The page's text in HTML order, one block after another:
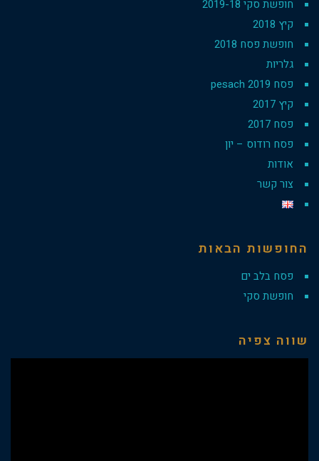
חופשת סקי 2019-18
קיץ 2018
חופשת פסח 2018
גלריות
פסח 2019 pesach
קיץ 2017
פסח 2017
פסח רודוס – יון
אודות
צור קשר
החופשות הבאות
פסח בלב ים
חופשת סקי
שווה צפיה